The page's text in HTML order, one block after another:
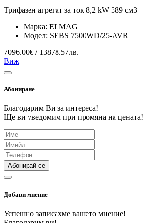
Трифазен агрегат за ток 8,2 kW 389 см3
Марка: ELMAG
Модел: SEBS 7500WD/25-AVR
7096.00€ / 13878.57лв.
Виж
Абониране
Благодарим Ви за интереса!
Ще ви уведомим при промяна на цената!
Абонирай се
Добави мнение
Успешно записахме вашето мнение!